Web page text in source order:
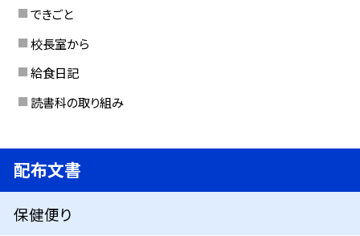
できごと
校長室から
給食日記
読書科の取り組み
配布文書
保健便り